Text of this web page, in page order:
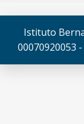
Istituto
00070920053